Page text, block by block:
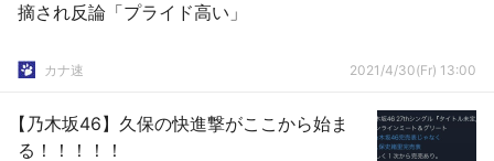
摘され反論「プライド高い」
カナ速 2021/4/30(Fr) 13:00
【乃木坂46】久保の快進撃がここから始ま
る！！！！！